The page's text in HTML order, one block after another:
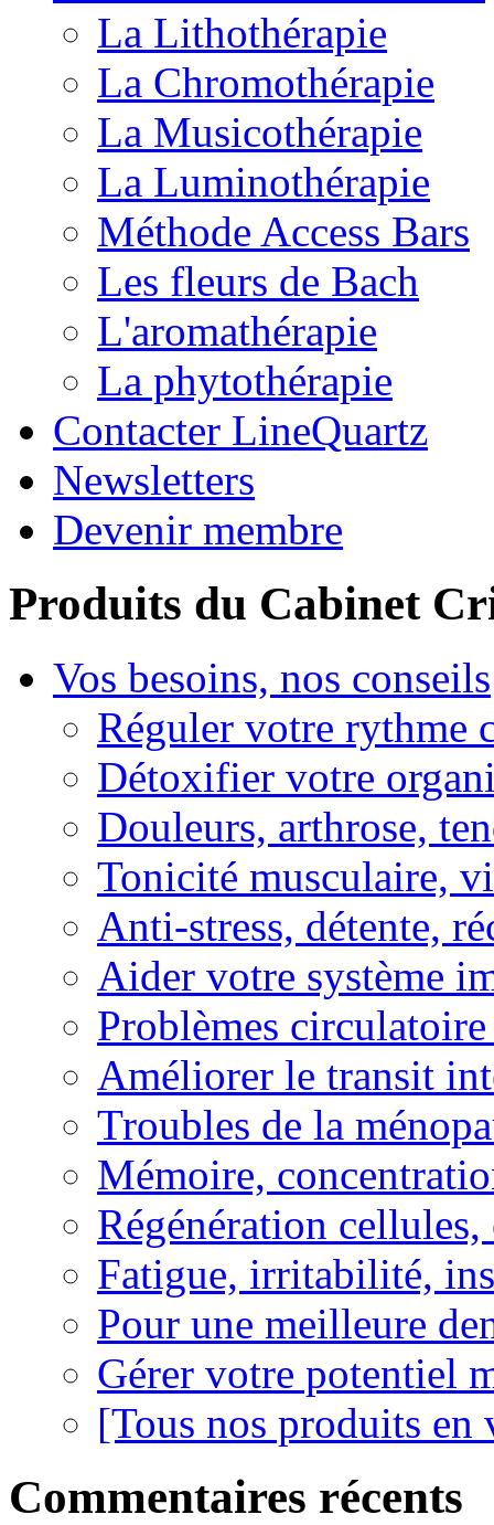
La Lithothérapie
La Chromothérapie
La Musicothérapie
La Luminothérapie
Méthode Access Bars
Les fleurs de Bach
L'aromathérapie
La phytothérapie
Contacter LineQuartz
Newsletters
Devenir membre
Produits du Cabinet
Vos besoins, nos conseils
Réguler votre rythme
Détoxifier votre
Douleurs, arthrose,
Tonicité musculaire,
Anti-stress, détente,
Aider votre système
Problèmes
Améliorer le transit
Troubles de la
Mémoire,
Régénération
Fatigue, irritabilité,
Pour une meilleure
Gérer votre potentiel
[Tous nos produits en
Commentaires récents